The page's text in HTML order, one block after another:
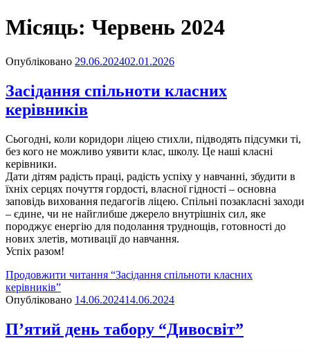
Місяць: Червень 2024
Опубліковано 29.06.202402.01.2026
Засідання спільноти класних
керівників
Сьогодні, коли коридори ліцею стихли, підводять підсумки ті,
без кого не можливо уявити клас, школу. Це наші класні
керівники.
Дати дітям радість праці, радість успіху у навчанні, збудити в
їхніх серцях почуття гордості, власної гідності – основна
заповідь виховання педагогів ліцею. Спільні позакласні заходи
– єдине, чи не найглибше джерело внутрішніх сил, яке
породжує енергію для подолання труднощів, готовності до
нових злетів, мотивації до навчання.
Успіх разом!
Продовжити читання “Засідання спільноти класних
керівників”
Опубліковано 14.06.202414.06.2024
П’ятий день табору “Дивосвіт”